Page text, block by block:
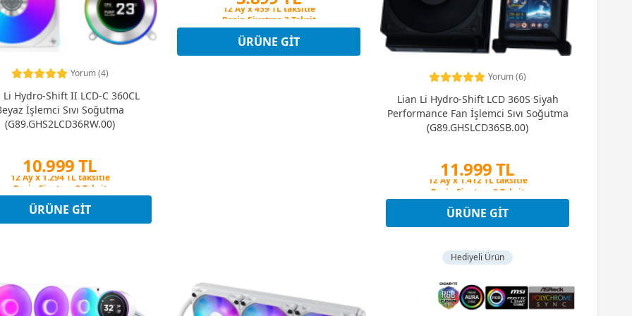
Yorum (4)
Li Hydro-Shift II LCD-C 360CL
İşlemci Sıvı Soğutma
(G89.GHS2LCD36RW.00)
10.999 TL
Peşin Fiyatına 3 Taksit
12 Ay x 1.294 TL taksitle
Peşin Fiyatına 3 Taksit
ÜRÜNE GIT
Peşin Fiyatına 3 Taksit
Peşin Fiyatına 3 Taksit
ÜRÜNE GIT
Yorum (6)
Lian Li Hydro-Shift LCD 360S Siyah
Performance Fan İşlemci Sıvı Soğutma
(G89.GHSLCD36SB.00)
11.999 TL
Peşin Fiyatına 3 Taksit
Peşin Fiyatına 3 Taksit
ÜRÜNE GIT
Hediyeli Ürün